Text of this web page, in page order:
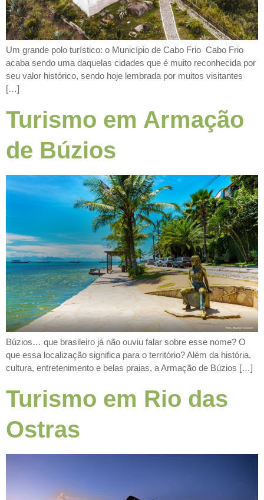
Um grande polo turístico: o Município de Cabo Frio Cabo Frio
acaba sendo uma daquelas cidades que é muito reconhecida por
seu valor histórico, sendo hoje lembrada por muitos visitantes
[…]
Turismo em Armação
de Búzios
Búzios… que brasileiro já não ouviu falar sobre esse nome? O
que essa localização significa para o território? Além da história,
cultura, entretenimento e belas praias, a Armação de Búzios […]
Turismo em Rio das
Ostras